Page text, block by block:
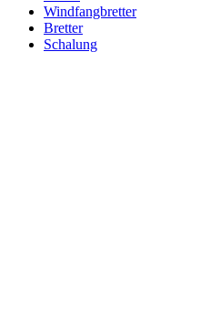
Windfangbretter
Bretter
Schalung